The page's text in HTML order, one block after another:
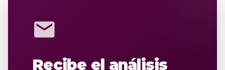
mail
Recibe el análisis